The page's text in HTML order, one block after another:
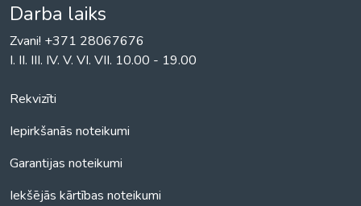
Darba laiks
Zvani! +371 28067676
I. II. III. IV. V. VI. VII. 10.00 - 19.00
Rekvizīti
Iepirkšanās noteikumi
Garantijas noteikumi
Iekšējās kārtības noteikumi